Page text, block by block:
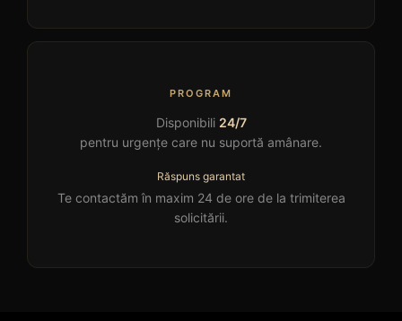
PROGRAM
Disponibili 24/7
pentru urgențe care nu suportă amânare.
Răspuns garantat
Te contactăm în maxim 24 de ore de la trimiterea
solicitării.